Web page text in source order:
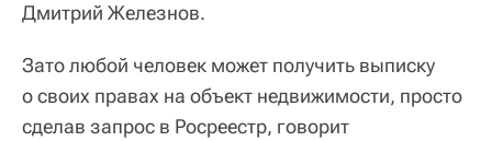
Дмитрий Железнов.
Зато любой человек может получить выписку
о своих правах на объект недвижимости, просто
сделав запрос в Росреестр, говорит